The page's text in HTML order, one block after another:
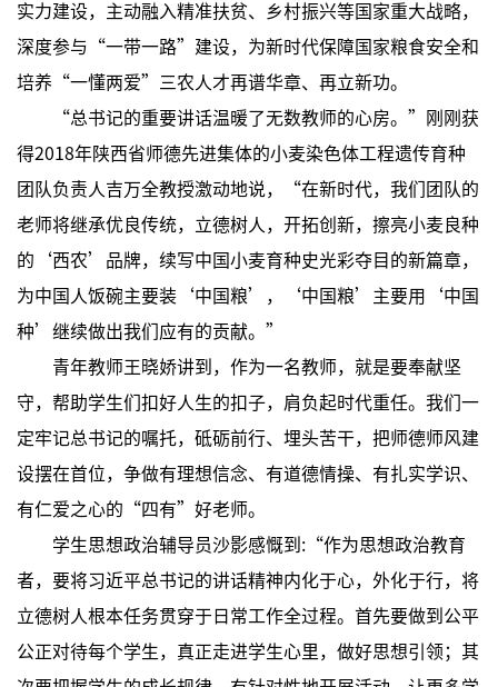
实力建设，主动融入精准扶贫、乡村振兴等国家重大战略，
深度参与“一带一路”建设，为新时代保障国家粮食安全和
培养“一懂两爱”三农人才再谱华章、再立新功。
“总书记的重要讲话温暖了无数教师的心房。”刚刚获
得2018年陕西省师德先进集体的小麦染色体工程遗传育种
团队负责人吉万全教授激动地说，“在新时代，我们团队的
老师将继承优良传统，立德树人，开拓创新，擦亮小麦良种
的‘西农’品牌，续写中国小麦育种史光彩夺目的新篇章，
为中国人饭碗主要装‘中国粮’，‘中国粮’主要用‘中国
种’继续做出我们应有的贡献。”
青年教师王晓娇讲到，作为一名教师，就是要奉献坚
守，帮助学生们扣好人生的扣子，肩负起时代重任。我们一
定牢记总书记的嘱托，砥砺前行、埋头苦干，把师德师风建
设摆在首位，争做有理想信念、有道德情操、有扎实学识、
有仁爱之心的“四有”好老师。
学生思想政治辅导员沙影感慨到:“作为思想政治教育
者，要将习近平总书记的讲话精神内化于心，外化于行，将
立德树人根本任务贯穿于日常工作全过程。首先要做到公平
公正对待每个学生，真正走进学生心里，做好思想引领；其